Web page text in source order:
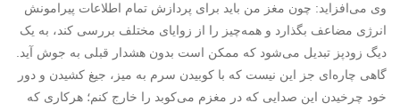
وی می‌افزاید: چون مغز من باید برای پردازش تمام اطلاعات پیرامونش
انرژی مضاعف بگذارد و همه‌چیز را از زوایای مختلف بررسی کند، به یک
دیگ زودپز تبدیل می‌شود که ممکن است بدون هشدار قبلی به جوش آید.
گاهی چاره‌ای جز این نیست که با کوبیدن سرم به میز، جیغ کشیدن و دور
خود چرخیدن این صدایی که در مغزم می‌کوبد را خارج کنم؛ هرکاری که